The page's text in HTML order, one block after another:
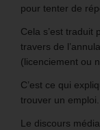
pour tenter de
Cela s’est traduit
travers de
(licenciement ou
C’est ce qui
trouver un emploi.
Le discours